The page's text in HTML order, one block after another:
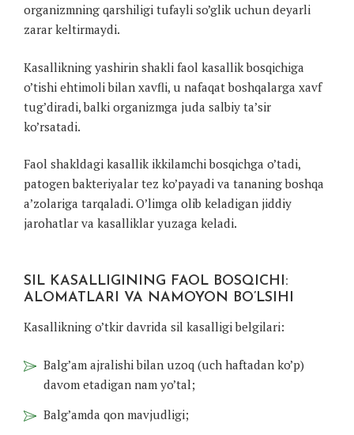
organizmning qarshiligi tufayli so’glik uchun deyarli
zarar keltirmaydi.
Kasallikning yashirin shakli faol kasallik bosqichiga
o’tishi ehtimoli bilan xavfli, u nafaqat boshqalarga xavf
tug’diradi, balki organizmga juda salbiy ta’sir
ko’rsatadi.
Faol shakldagi kasallik ikkilamchi bosqichga o’tadi,
patogen bakteriyalar tez ko’payadi va tananing boshqa
a’zolariga tarqaladi. O’limga olib keladigan jiddiy
jarohatlar va kasalliklar yuzaga keladi.
SIL KASALLIGINING FAOL BOSQICHI:
ALOMATLARI VA NAMOYON BO’LSIHI
Kasallikning o’tkir davrida sil kasalligi belgilari:
Balg’am ajralishi bilan uzoq (uch haftadan ko’p)
davom etadigan nam yo’tal;
Balg’amda qon mavjudligi;